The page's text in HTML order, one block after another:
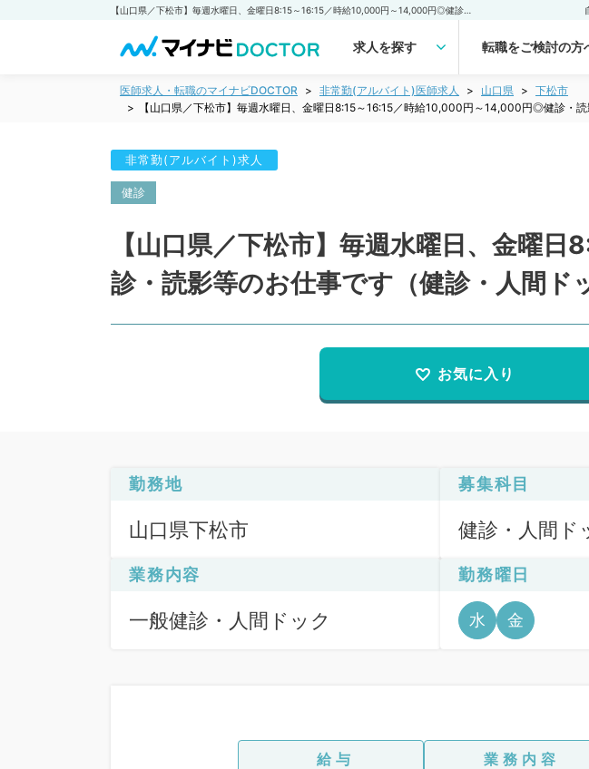
求人を探す 転職をご検討の方
医師求人・転職のマイナビDOCTOR 非常勤(アルバイト)医師求人 山口県
下松市
【山口県／下松市】毎週水曜日、金曜日8:15～16:15／時給10,000円～14,000円◎健診・
非常勤(アルバイト)求人
健診
【山口県／下松市】毎週水曜日、金曜
診・読影等のお仕事です（健診・人間ド
お気に入り
勤務地
山口県下松市
募集科目
健診・人間ド
業務内容
一般健診・人間ドック
勤務曜日
水 金
給与 業務内容